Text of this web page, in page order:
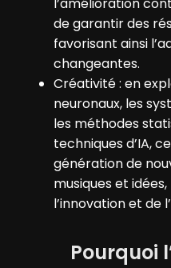
de garantir des
favorisant ainsi
changeantes.
Créativité : en
neuronaux, les
les méthodes
techniques d’IA,
génération de
musiques et
l’innovation et de
Pourquoi